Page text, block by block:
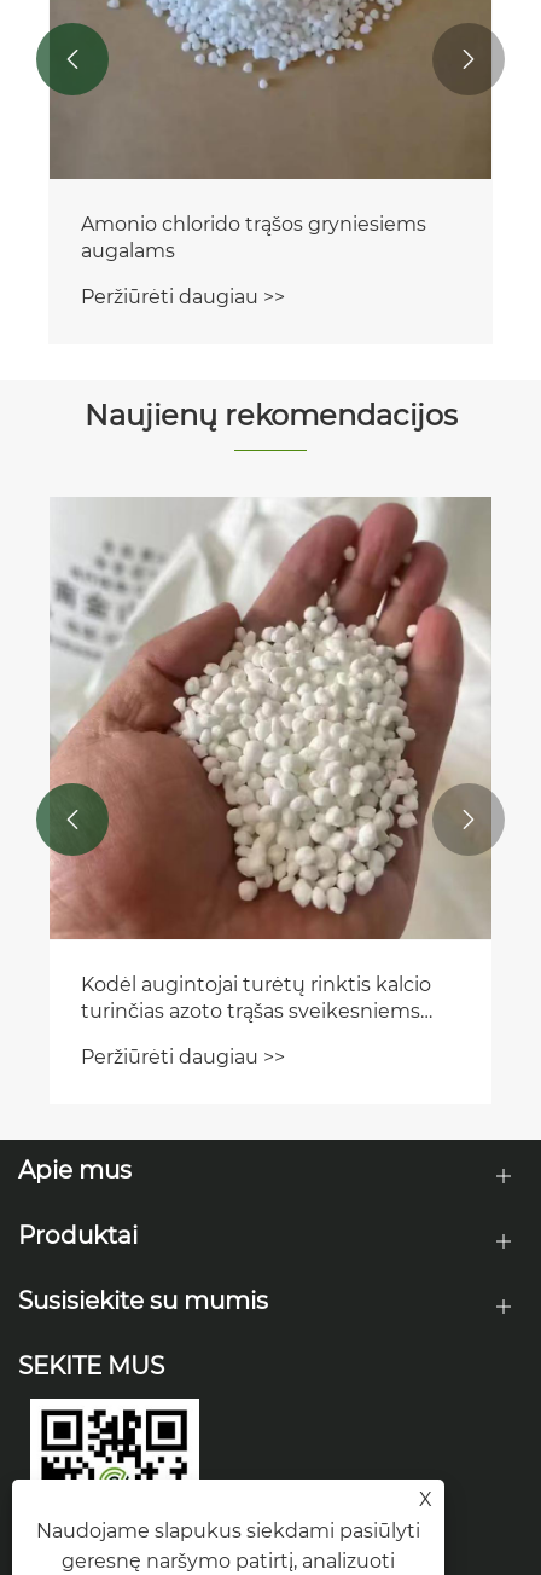
Amonio chlorido trąšos gryniesiems
augalams
Peržiūrėti daugiau >>
 
Naujienų rekomendacijos
Kodėl augintojai turėtų rinktis kalcio
turinčias azoto trąšas sveikesniems
Peržiūrėti daugiau >>
 
Apie mus
Produktai
Susisiekite su mumis
SEKITE MUS
X
Naudojame slapukus siekdami pasiūlyti
geresnę naršymo patirtį, analizuoti